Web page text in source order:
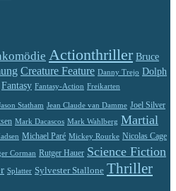
Actionthriller Bruce
Creature Feature Danny Trejo Dolph
Fantasy Fantasy-Action Freikarten
Statham Jean Claude van Damme Joel Silver
Mark Dacascos Mark Wahlberg Martial
Michael Paré Mickey Rourke Nicolas Cage
Corman Rutger Hauer Science Fiction
Splatter Sylvester Stallone Thriller